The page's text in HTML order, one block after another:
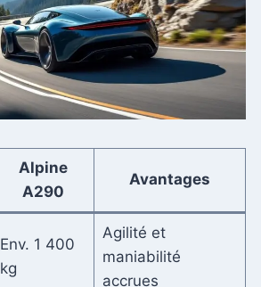
Alpine
A290
Avantages
Env. 1 400
kg
Agilité et
maniabilité
accrues